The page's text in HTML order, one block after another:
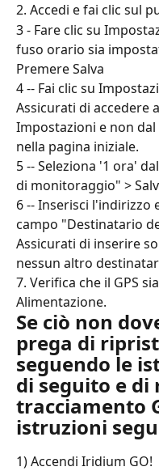
2. Accedi e fai clic sul
3 - Fare clic su
fuso orario sia
Premere Salva
4 -- Fai clic su
Assicurati di accedere
Impostazioni e non
nella pagina iniziale.
5 -- Seleziona '1 ora'
di monitoraggio" >
6 -- Inserisci l'indirizzo
campo "Destinatario
Assicurati di inserire
nessun altro
7. Verifica che il GPS
Alimentazione.
Se ciò non
prega di
seguendo le
di seguito e
tracciamento
istruzioni
1) Accendi Iridium GO!